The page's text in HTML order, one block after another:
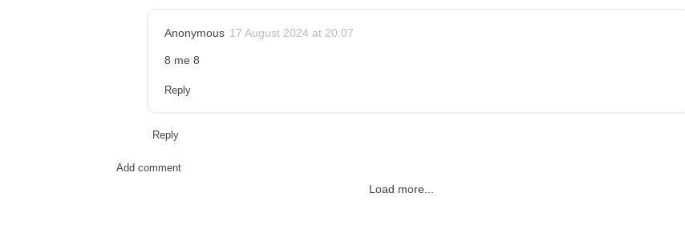
Anonymous 17 August 2024 at 20:07
8 me 8
Reply
Reply
Add comment
Load more...